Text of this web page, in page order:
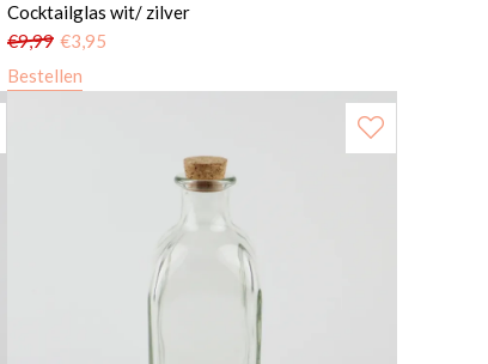
Cocktailglas wit/ zilver
€9,99 €3,95
Bestellen